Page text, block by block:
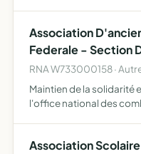
Association
Federale - Section
RNA W733000158 ·
Maintien de la solidarité
l'office national des
Association